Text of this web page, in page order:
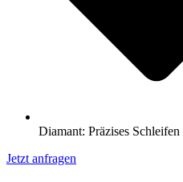
Diamant: Präzises
Jetzt anfragen